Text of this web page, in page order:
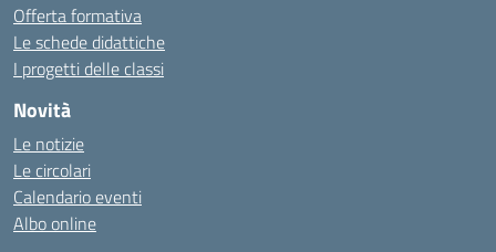
Offerta formativa
Le schede didattiche
I progetti delle classi
Novità
Le notizie
Le circolari
Calendario eventi
Albo online